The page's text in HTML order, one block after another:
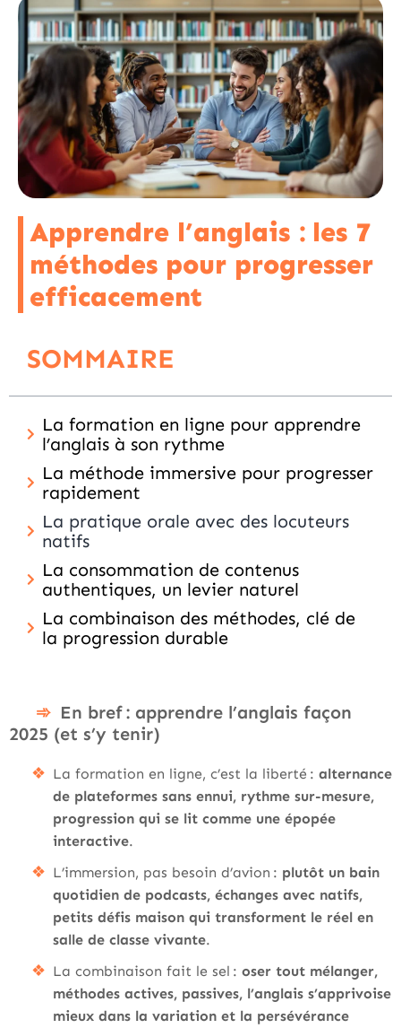
Apprendre l’anglais : les 7
méthodes pour progresser
efficacement
SOMMAIRE
La formation en ligne pour apprendre
l’anglais à son rythme
La méthode immersive pour progresser
rapidement
La pratique orale avec des locuteurs
natifs
La consommation de contenus
authentiques, un levier naturel
La combinaison des méthodes, clé de
la progression durable
En bref : apprendre l’anglais façon
2025 (et s’y tenir)
La formation en ligne, c’est la liberté : alternance
de plateformes sans ennui, rythme sur-mesure,
progression qui se lit comme une épopée
interactive.
L’immersion, pas besoin d’avion : plutôt un bain
quotidien de podcasts, échanges avec natifs,
petits défis maison qui transforment le réel en
salle de classe vivante.
La combinaison fait le sel : oser tout mélanger,
méthodes actives, passives, l’anglais s’apprivoise
mieux dans la variation et la persévérance